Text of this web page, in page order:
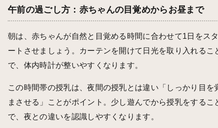
午前の過ごし方：赤ちゃんの目覚めからお昼まで
朝は、赤ちゃんが自然と目覚める時間に合わせて1日をス
ートさせましょう。カーテンを開けて日光を取り入れるこ
で、体内時計が整いやすくなります。
この時間帯の授乳は、夜間の授乳とは違い「しっかり目を
まさせる」ことがポイント。少し遊んでから授乳をするこ
で、夜との違いを認識しやすくなります。